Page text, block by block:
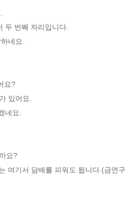
두 번째 자리입니다.
네요.
요?
있어요.
네요.
요?
여기서 담배를 피워도 됩니다.(금연